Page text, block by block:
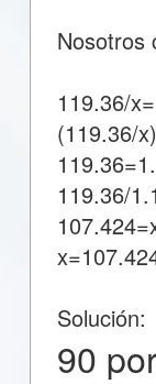
Nosotros
119.36/
(119.36/
119.36/
Solución:
90